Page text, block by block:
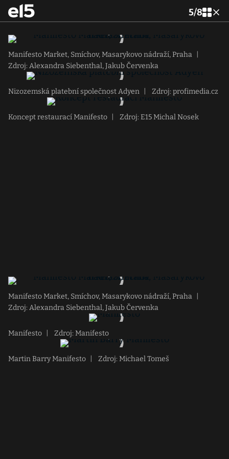
5/8
Manifesto Market, Smíchov, Masarykovo nádraží, Praha
Zdroj: Alexandra Siebenthal, Jakub Červenka
Nizozemská platební společnost Adyen Zdroj: profimedia.cz
Koncept restaurací Manifesto Zdroj: E15 Michal Nosek
Manifesto Market, Smíchov, Masarykovo nádraží, Praha
Zdroj: Alexandra Siebenthal, Jakub Červenka
Manifesto Zdroj: Manifesto
Martin Barry Manifesto Zdroj: Michael Tomeš